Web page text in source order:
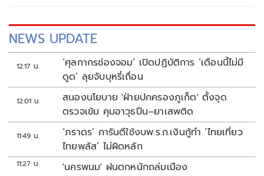
NEWS UPDATE
12:17 น.
‘ศุลกากรช่องจอม’ เปิดปฏิบัติการ ‘เดือนนี้ไม่มี
ดูด’ ลุยจับบุหรี่เถื่อน
12:01 น.
สนองนโยบาย 'ฝ่ายปกครองภูเก็ต' ตั้งจุด
ตรวจเข้ม คุมอาวุธปืน–ยาเสพติด
11:49 น.
‘ภราดร’ การันตีใช้งบพ.ร.ก.เงินกู้ทำ ‘ไทยเที่ยว
ไทยพลัส’ ไม่ผิดหลัก
11:27 น. 'นครพนม' ฝนตกหนักถล่มเมือง